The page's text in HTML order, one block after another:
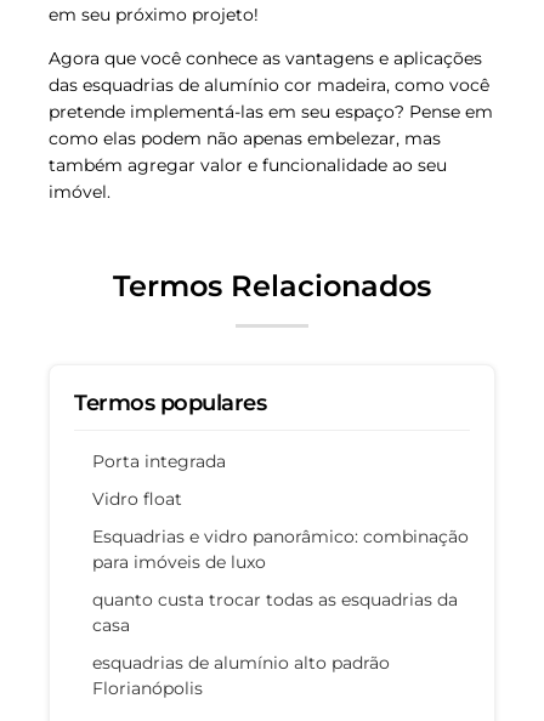
em seu próximo projeto!
Agora que você conhece as vantagens e aplicações
das esquadrias de alumínio cor madeira, como você
pretende implementá-las em seu espaço? Pense em
como elas podem não apenas embelezar, mas
também agregar valor e funcionalidade ao seu
imóvel.
Termos Relacionados
Termos populares
Porta integrada
Vidro float
Esquadrias e vidro panorâmico: combinação
para imóveis de luxo
quanto custa trocar todas as esquadrias da
casa
esquadrias de alumínio alto padrão
Florianópolis